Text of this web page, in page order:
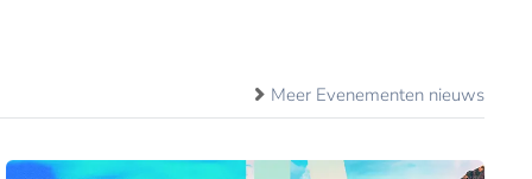
Meer Evenementen nieuws